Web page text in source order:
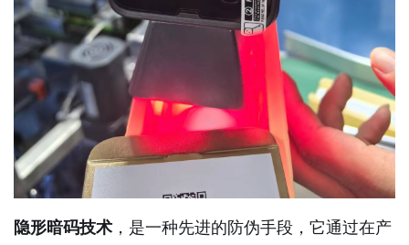
隐形暗码技术 ，是一种先进的防伪手段，它通过在产